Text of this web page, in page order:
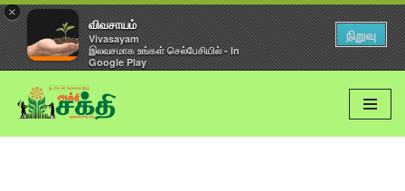
×
விவசாயம்
Vivasayam
இலவசமாக உங்கள் செல்பேசியில் - In
Google Play
நிறுவு
Skip
to